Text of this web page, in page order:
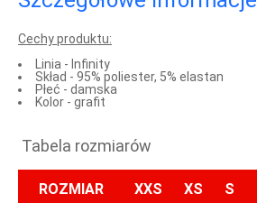
Cechy produktu:
Linia - Infinity
Skład - 95% poliester, 5% elastan
Płeć - damska
Kolor - grafit
Tabela rozmiarów
ROZMIAR XXS XS S